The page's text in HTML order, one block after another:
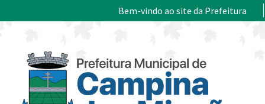
Bem-vindo ao site da Prefeitura